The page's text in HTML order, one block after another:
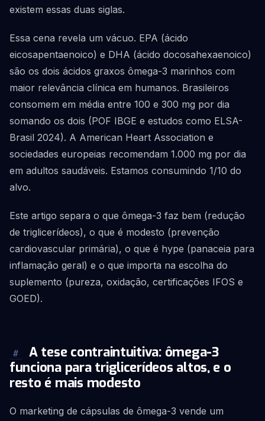
existem essas duas siglas.
Essa cena revela um vácuo. EPA (ácido
eicosapentaenoico) e DHA (ácido docosahexaenoico)
são os dois ácidos graxos ômega-3 marinhos com
maior relevância clínica em humanos. Brasileiros
consomem em média entre 100 e 300 mg por dia
somando os dois (POF IBGE e estudos como ELSA-
Brasil 2024). A American Heart Association e
sociedades europeias recomendam 1.000 mg por dia
em adultos saudáveis. Estamos consumindo 1/10 do
alvo.
Este artigo separa o que ômega-3 faz bem (redução
de triglicerídeos), o que é modesto (prevenção
cardiovascular primária), o que é hype (panaceia para
inflamação geral) e o que importa na escolha do
suplemento (pureza, oxidação, certificações IFOS e
GOED).
#
A tese contraintuitiva: ômega-3
funciona para triglicerídeos altos, e o
resto é mais modesto
O marketing de cápsulas de ômega-3 vende um